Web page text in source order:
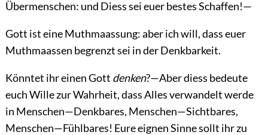
Übermenschen: und Diess sei euer bestes Schaffen!—
Gott ist eine Muthmaassung: aber ich will, dass euer
Muthmaassen begrenzt sei in der Denkbarkeit.
Könntet ihr einen Gott denken?—Aber diess bedeute
euch Wille zur Wahrheit, dass Alles verwandelt werde
in Menschen—Denkbares, Menschen—Sichtbares,
Menschen—Fühlbares! Eure eignen Sinne sollt ihr zu